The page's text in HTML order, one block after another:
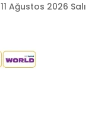
11 Ağustos 2026 Salı